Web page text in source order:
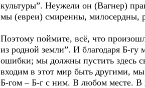
культуры”. Неужели он (Вагнер)
мы (евреи) смиренны, милосердны,
Поэтому поймите, всё, что
из родной земли”. И благодаря Б-
ошибки; мы должны пустить здесь
входим в этот мир быть другими,
Б-гом – Б-г с ним. В любом месте. В